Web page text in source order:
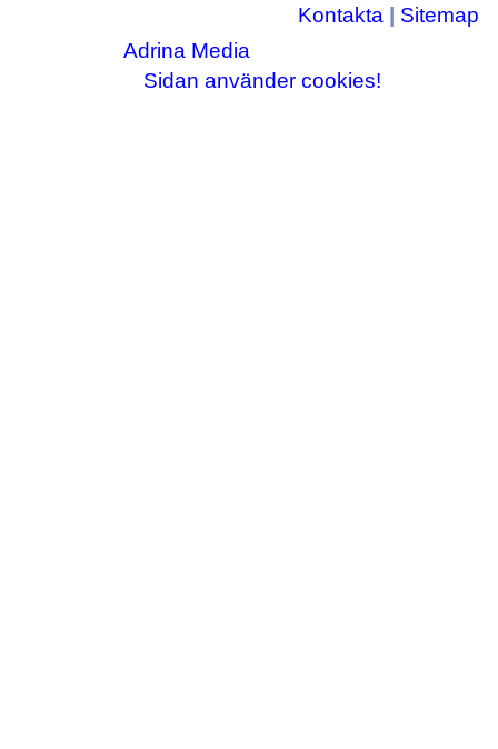
Kontakta
Sitemap
Copyright © 2003-2026Adrina Media
Sidan använder cookies!